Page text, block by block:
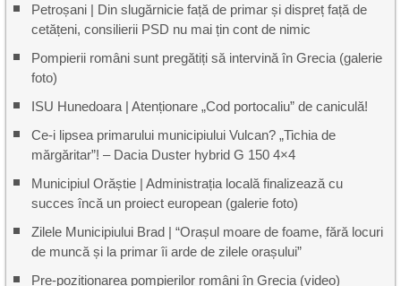
Petroșani | Din slugărnicie față de primar și dispreț față de
cetățeni, consilierii PSD nu mai țin cont de nimic
Pompierii români sunt pregătiți să intervină în Grecia (galerie
foto)
ISU Hunedoara | Atenționare „Cod portocaliu” de caniculă!
Ce-i lipsea primarului municipiului Vulcan? „Tichia de
mărgăritar”! – Dacia Duster hybrid G 150 4×4
Municipiul Orăștie | Administrația locală finalizează cu
succes încă un proiect european (galerie foto)
Zilele Municipiului Brad | “Orașul moare de foame, fără locuri
de muncă și la primar îi arde de zilele orașului”
Pre-poziționarea pompierilor români în Grecia (video)